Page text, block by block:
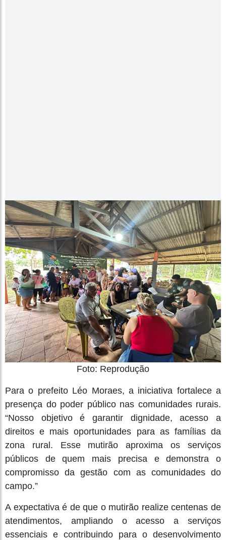
Foto: Reprodução
Para o prefeito Léo Moraes, a iniciativa fortalece a
presença do poder público nas comunidades rurais.
“Nosso objetivo é garantir dignidade, acesso a
direitos e mais oportunidades para as famílias da
zona rural. Esse mutirão aproxima os serviços
públicos de quem mais precisa e demonstra o
compromisso da gestão com as comunidades do
campo.”
A expectativa é de que o mutirão realize centenas de
atendimentos, ampliando o acesso a serviços
essenciais e contribuindo para o desenvolvimento